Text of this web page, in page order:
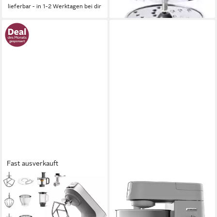
lieferbar - in 1-2 Werktagen bei dir
Fast ausverkauft
KENWOOD
Küchenmaschine Titanium
Chef Baker KVC85.594SI,
KENWOOD
Küchenmaschine Kenwood
Küchenmaschine KVL 4100S